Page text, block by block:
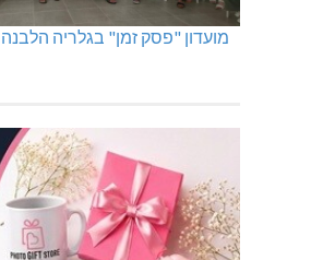
מועדון "פסק זמן" בגלריה הלבנה